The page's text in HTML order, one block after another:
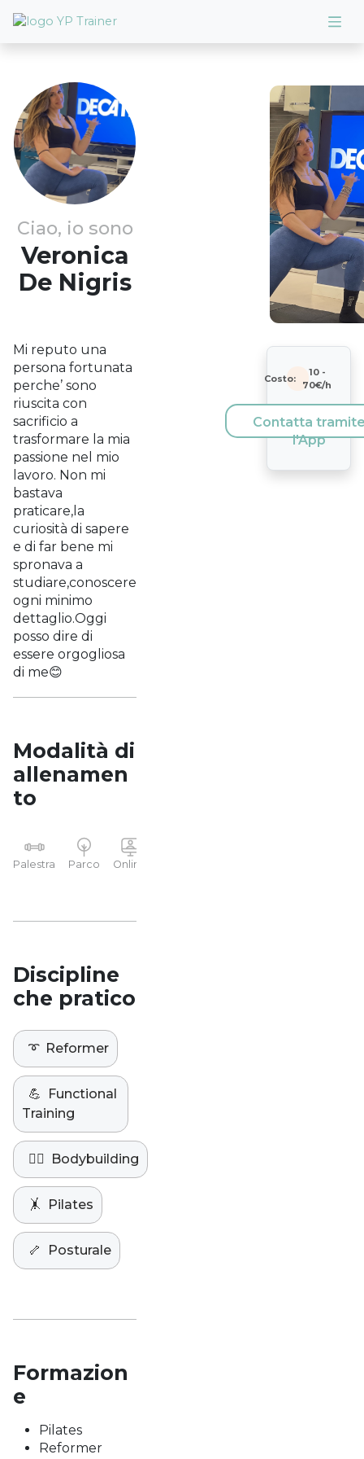
Ciao, io sono
Veronica
De Nigris
Mi reputo una
persona fortunata
perche’ sono
riuscita con
sacrificio a
trasformare la mia
passione nel mio
lavoro. Non mi
bastava
praticare,la
curiosità di sapere
e di far bene mi
spronava a
studiare,conoscere
ogni minimo
dettaglio.Oggi
posso dire di
essere orgogliosa
di me😊
Modalità di
allenamen
to
Palestra Parco Online
Discipline
che pratico
➰ Reformer
💪
Functional
Training
🏋️‍♀️ Bodybuilding
🤸 Pilates
🦴 Posturale
Formazion
e
Pilates
Reformer
Costo:
10-
70€/h
Contatta
l'App